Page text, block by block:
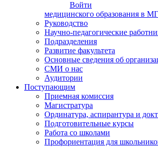
Войти
медицинского образования в
Руководство
Научно-педагогические
Подразделения
Развитие факультета
Основные сведения об
СМИ о нас
Аудитории
Поступающим
Приемная комиссия
Магистратура
Ординатура, аспирантура и
Подготовительные курсы
Работа со школами
Профориентация для